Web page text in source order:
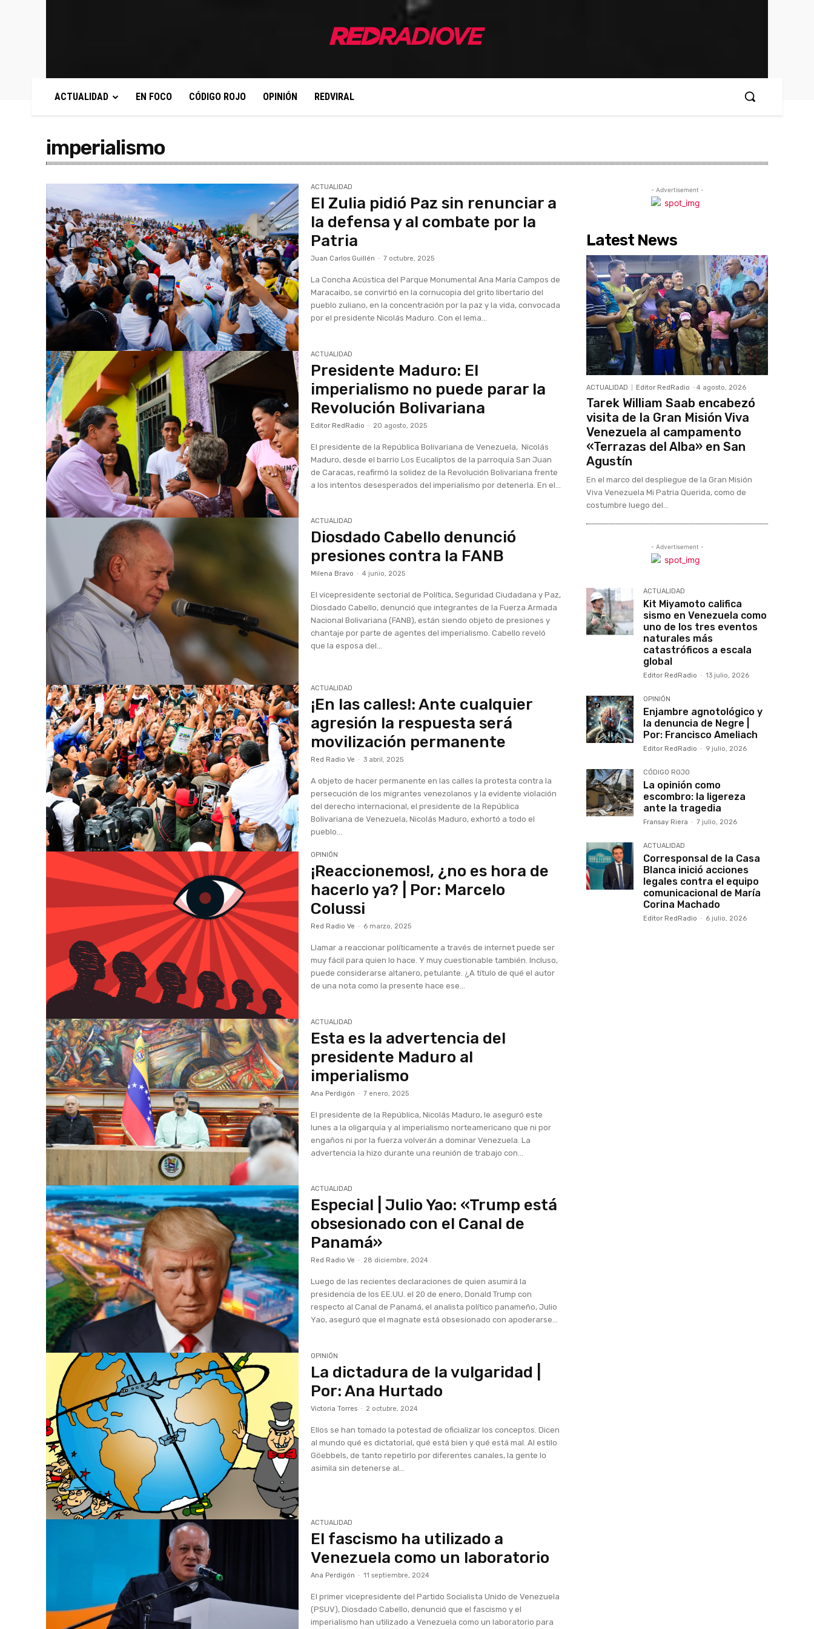
ACTUALIDAD EN FOCO CÓDIGO ROJO OPINIÓN REDVIRAL
imperialismo
ACTUALIDAD
El Zulia pidió Paz sin renunciar a
la defensa y al combate por la
Patria
Juan Carlos Guillén - 7 octubre, 2025
La Concha Acústica del Parque Monumental Ana María Campos de
Maracaibo, se convirtió en la cornucopia del grito libertario del
pueblo zuliano, en la concentración por la paz y la vida, convocada
por el presidente Nicolás Maduro. Con el lema...
ACTUALIDAD
Presidente Maduro: El
imperialismo no puede parar la
Revolución Bolivariana
Editor RedRadio - 20 agosto, 2025
El presidente de la República Bolivariana de Venezuela, Nicolás
Maduro, desde el barrio Los Eucaliptos de la parroquia San Juan
de Caracas, reafirmó la solidez de la Revolución Bolivariana frente
a los intentos desesperados del imperialismo por detenerla. En el...
ACTUALIDAD
Diosdado Cabello denunció
presiones contra la FANB
Milena Bravo - 4 junio, 2025
El vicepresidente sectorial de Política, Seguridad Ciudadana y Paz,
Diosdado Cabello, denunció que integrantes de la Fuerza Armada
Nacional Bolivariana (FANB), están siendo objeto de presiones y
chantaje por parte de agentes del imperialismo. Cabello reveló
que la esposa del...
ACTUALIDAD
¡En las calles!: Ante cualquier
agresión la respuesta será
movilización permanente
Red Radio Ve - 3 abril, 2025
A objeto de hacer permanente en las calles la protesta contra la
persecución de los migrantes venezolanos y la evidente violación
del derecho internacional, el presidente de la República
Bolivariana de Venezuela, Nicolás Maduro, exhortó a todo el
pueblo...
OPINIÓN
¡Reaccionemos!, ¿no es hora de
hacerlo ya? | Por: Marcelo
Colussi
Red Radio Ve - 6 marzo, 2025
Llamar a reaccionar políticamente a través de internet puede ser
muy fácil para quien lo hace. Y muy cuestionable también. Incluso,
puede considerarse altanero, petulante. ¿A título de qué el autor
de una nota como la presente hace ese...
ACTUALIDAD
Esta es la advertencia del
presidente Maduro al
imperialismo
Ana Perdigón - 7 enero, 2025
El presidente de la República, Nicolás Maduro, le aseguró este
lunes a la oligarquía y al imperialismo norteamericano que ni por
engaños ni por la fuerza volverán a dominar Venezuela. La
advertencia la hizo durante una reunión de trabajo con...
ACTUALIDAD
Especial | Julio Yao: «Trump está
obsesionado con el Canal de
Panamá»
Red Radio Ve - 28 diciembre, 2024
Luego de las recientes declaraciones de quien asumirá la
presidencia de los EE.UU. el 20 de enero, Donald Trump con
respecto al Canal de Panamá, el analista político panameño, Julio
Yao, aseguró que el magnate está obsesionado con apoderarse...
OPINIÓN
La dictadura de la vulgaridad |
Por: Ana Hurtado
Victoria Torres - 2 octubre, 2024
Ellos se han tomado la potestad de oficializar los conceptos. Dicen
al mundo qué es dictatorial, qué está bien y qué está mal. Al estilo
Göebbels, de tanto repetirlo por diferentes canales, la gente lo
asimila sin detenerse al...
ACTUALIDAD
El fascismo ha utilizado a
Venezuela como un laboratorio
Ana Perdigón - 11 septiembre, 2024
El primer vicepresidente del Partido Socialista Unido de Venezuela
(PSUV), Diosdado Cabello, denunció que el fascismo y el
imperialismo han utilizado a Venezuela como un laboratorio para
- Advertisement -
Latest News
ACTUALIDAD Editor RedRadio - 4 agosto, 2026
Tarek William Saab encabezó
visita de la Gran Misión Viva
Venezuela al campamento
«Terrazas del Alba» en San
Agustín
En el marco del despliegue de la Gran Misión
Viva Venezuela Mi Patria Querida, como de
costumbre luego del...
- Advertisement -
ACTUALIDAD
Kit Miyamoto califica
sismo en Venezuela como
uno de los tres eventos
naturales más
catastróficos a escala
global
Editor RedRadio - 13 julio, 2026
OPINIÓN
Enjambre agnotológico y
la denuncia de Negre |
Por: Francisco Ameliach
Editor RedRadio - 9 julio, 2026
CÓDIGO ROJO
La opinión como
escombro: la ligereza
ante la tragedia
Fransay Riera - 7 julio, 2026
ACTUALIDAD
Corresponsal de la Casa
Blanca inició acciones
legales contra el equipo
comunicacional de María
Corina Machado
Editor RedRadio - 6 julio, 2026